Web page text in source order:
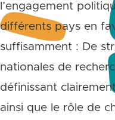
l’engagement
différents pays en
suffisamment : De
nationales de
définissant
ainsi que le rôle de